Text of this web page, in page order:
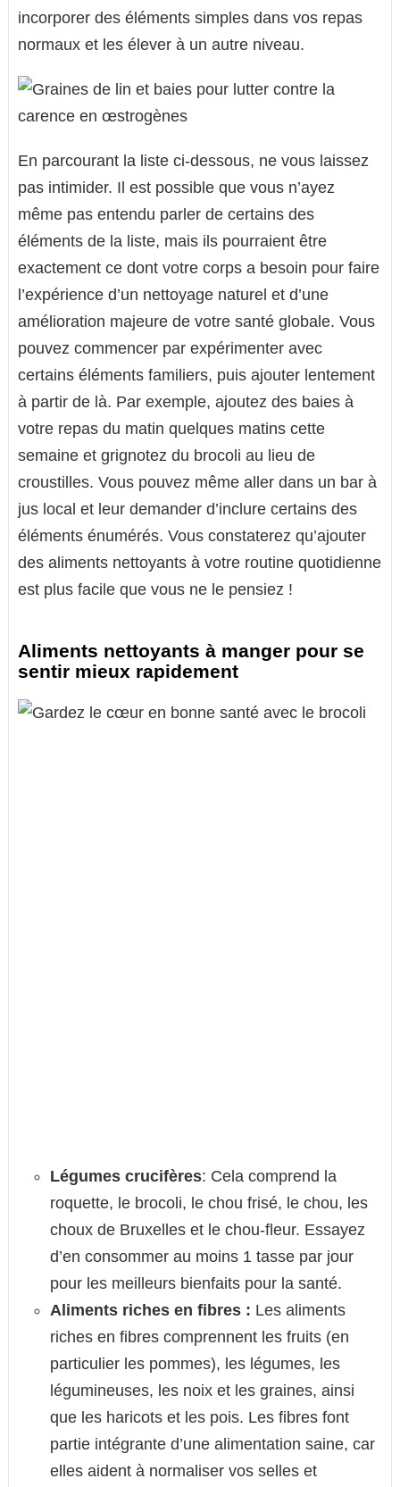
incorporer des éléments simples dans vos repas
normaux et les élever à un autre niveau.
En parcourant la liste ci-dessous, ne vous laissez
pas intimider. Il est possible que vous n’ayez
même pas entendu parler de certains des
éléments de la liste, mais ils pourraient être
exactement ce dont votre corps a besoin pour faire
l’expérience d’un nettoyage naturel et d’une
amélioration majeure de votre santé globale. Vous
pouvez commencer par expérimenter avec
certains éléments familiers, puis ajouter lentement
à partir de là. Par exemple, ajoutez des baies à
votre repas du matin quelques matins cette
semaine et grignotez du brocoli au lieu de
croustilles. Vous pouvez même aller dans un bar à
jus local et leur demander d’inclure certains des
éléments énumérés. Vous constaterez qu’ajouter
des aliments nettoyants à votre routine quotidienne
est plus facile que vous ne le pensiez !
Aliments nettoyants à manger pour se
sentir mieux rapidement
Légumes crucifères: Cela comprend la
roquette, le brocoli, le chou frisé, le chou, les
choux de Bruxelles et le chou-fleur. Essayez
d’en consommer au moins 1 tasse par jour
pour les meilleurs bienfaits pour la santé.
Aliments riches en fibres : Les aliments
riches en fibres comprennent les fruits (en
particulier les pommes), les légumes, les
légumineuses, les noix et les graines, ainsi
que les haricots et les pois. Les fibres font
partie intégrante d’une alimentation saine, car
elles aident à normaliser vos selles et